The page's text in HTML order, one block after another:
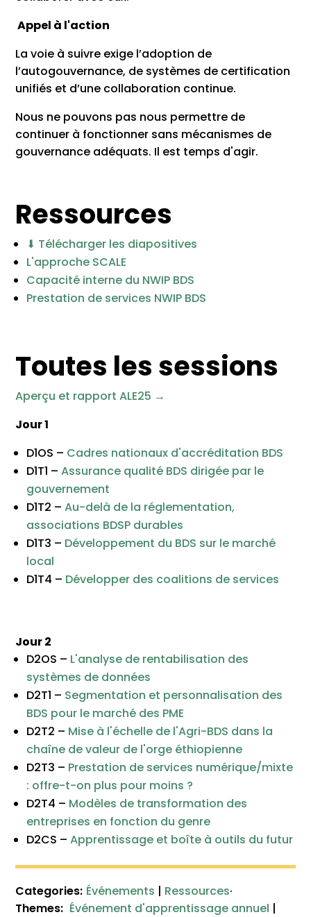
Appel à l'action
La voie à suivre exige l’adoption de
l’autogouvernance, de systèmes de certification
unifiés et d’une collaboration continue.
Nous ne pouvons pas nous permettre de
continuer à fonctionner sans mécanismes de
gouvernance adéquats. Il est temps d'agir.
Ressources
⬇ Télécharger les diapositives
L'approche SCALE
Capacité interne du NWIP BDS
Prestation de services NWIP BDS
Toutes les sessions
Aperçu et rapport ALE25 →
Jour 1
D1OS – Cadres nationaux d'accréditation BDS
D1T1 –Assurance qualité BDS dirigée par le
gouvernement
D1T2 –Au-delà de la réglementation,
associations BDSP durables
D1T3 – Développement du BDS sur le marché
local
D1T4 – Développer des coalitions de services
Jour 2
D2OS – L'analyse de rentabilisation des
systèmes de données
D2T1 – Segmentation et personnalisation des
BDS pour le marché des PME
D2T2 – Mise à l'échelle de l'Agri-BDS dans la
chaîne de valeur de l'orge éthiopienne
D2T3 – Prestation de services numérique/mixte
: offre-t-on plus pour moins ?
D2T4 – Modèles de transformation des
entreprises en fonction du genre
D2CS –Apprentissage et boîte à outils du futur
Categories: Événements | Ressources·
Themes: Événement d'apprentissage annuel |